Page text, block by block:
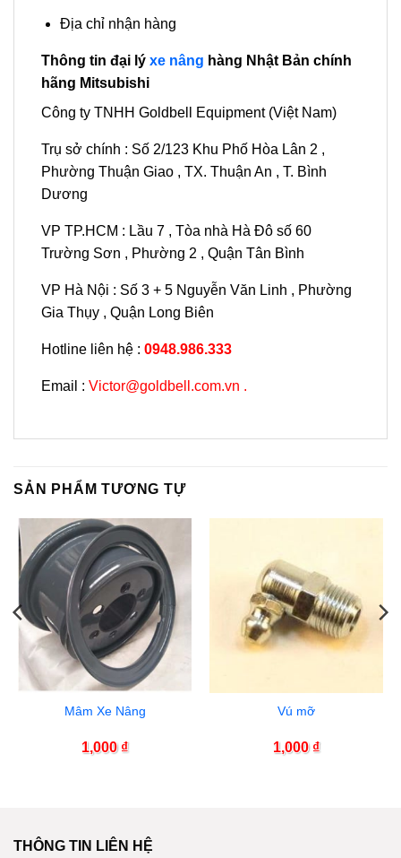
Địa chỉ nhận hàng
Thông tin đại lý xe nâng hàng Nhật Bản chính
hãng Mitsubishi
Công ty TNHH Goldbell Equipment (Việt Nam)
Trụ sở chính : Số 2/123 Khu Phố Hòa Lân 2 ,
Phường Thuận Giao , TX. Thuận An , T. Bình
Dương
VP TP.HCM : Lầu 7 , Tòa nhà Hà Đô số 60
Trường Sơn , Phường 2 , Quận Tân Bình
VP Hà Nội : Số 3 + 5 Nguyễn Văn Linh , Phường
Gia Thụy , Quận Long Biên
Hotline liên hệ : 0948.986.333
Email : Victor@goldbell.com.vn .
SẢN PHẨM TƯƠNG TỰ
Mâm Xe Nâng
1,000 ₫
Vú mỡ
1,000 ₫
THÔNG TIN LIÊN HỆ